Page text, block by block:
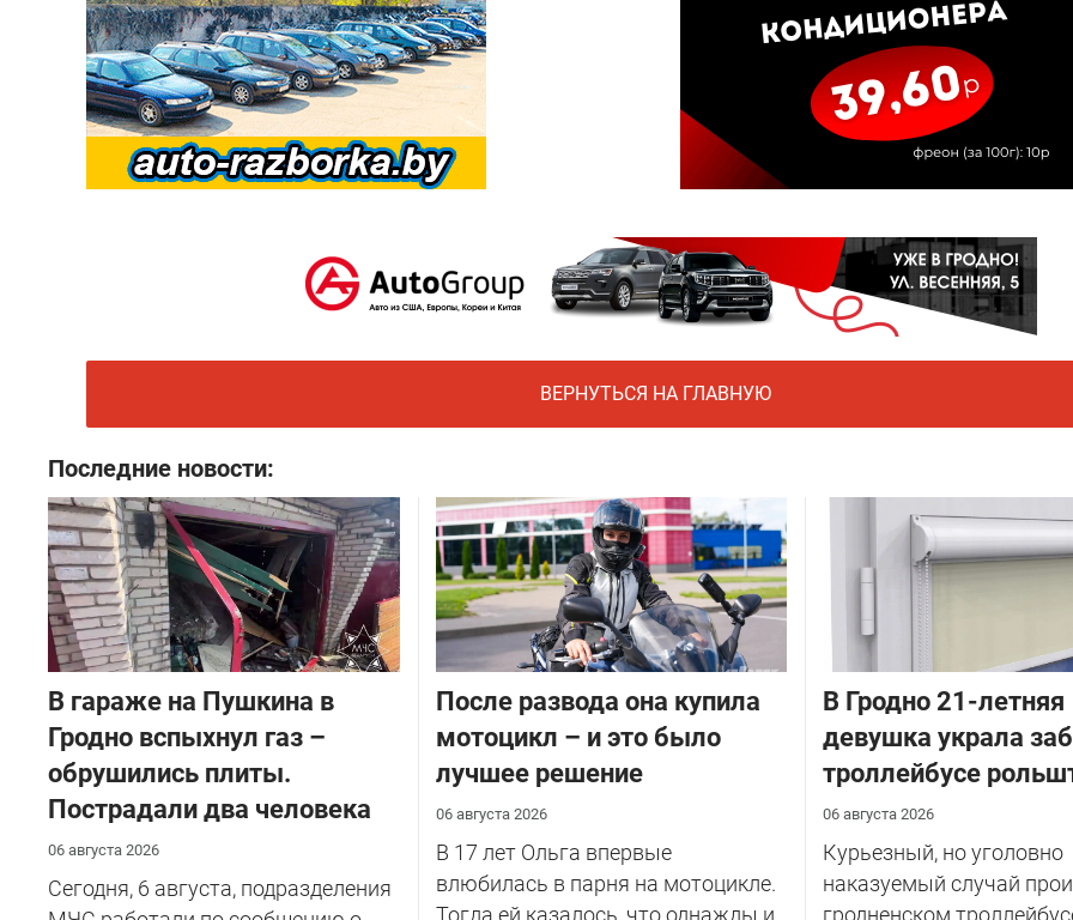
ВЕРНУТЬСЯ НА ГЛАВНУЮ
Последние новости:
В гараже на Пушкина в
Гродно вспыхнул газ –
обрушились плиты.
Пострадали два человека
06 августа 2026
Сегодня, 6 августа, подразделения
После развода она купила
мотоцикл – и это было
лучшее решение
06 августа 2026
В 17 лет Ольга впервые
влюбилась в парня на мотоцикле.
Тогда ей казалось, что однажды и
В Гродно 21-летняя
девушка украла
троллейбусе
06 августа 2026
Курьезный, но уголовно
наказуемый случай
гродненском